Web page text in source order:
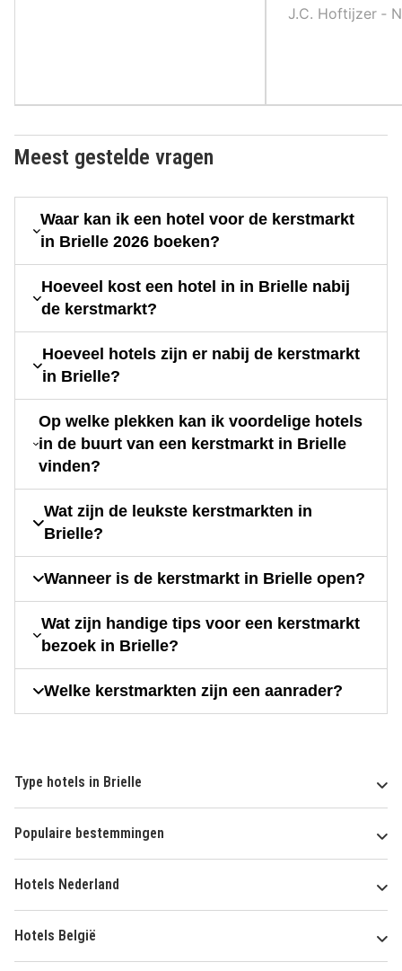
J.C. Hoftijzer ‐
Meest gestelde vragen
Waar kan ik een hotel voor de kerstmarkt
in Brielle 2026 boeken?
Hoeveel kost een hotel in in Brielle nabij
de kerstmarkt?
Hoeveel hotels zijn er nabij de kerstmarkt
in Brielle?
Op welke plekken kan ik voordelige hotels
in de buurt van een kerstmarkt in Brielle
vinden?
Wat zijn de leukste kerstmarkten in
Brielle?
Wanneer is de kerstmarkt in Brielle open?
Wat zijn handige tips voor een kerstmarkt
bezoek in Brielle?
Welke kerstmarkten zijn een aanrader?
Type hotels in Brielle
Populaire bestemmingen
Hotels Nederland
Hotels België